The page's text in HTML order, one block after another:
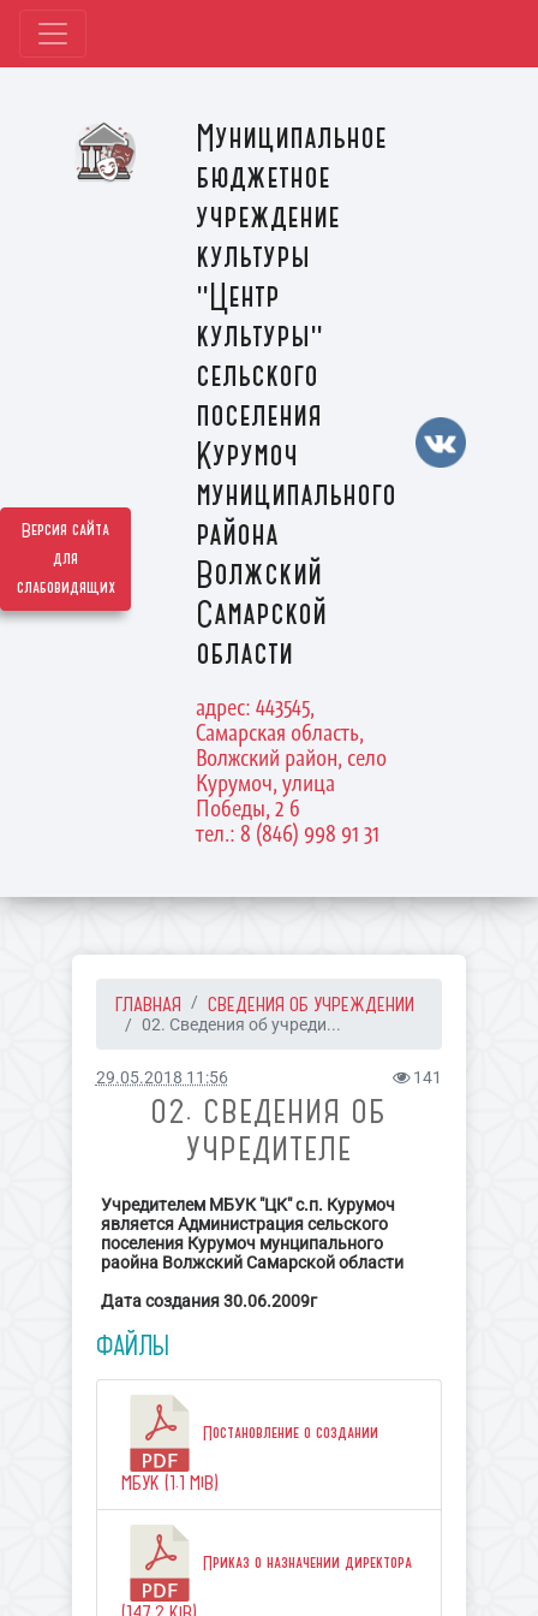
Версия сайта
для
слабовидящих
Муниципальное
бюджетное
учреждение
культуры
"Центр
культуры"
сельского
поселения
Курумоч
муниципального
района
Волжский
Самарской
области
адрес: 443545,
Самарская область,
Волжский район, село
Курумоч, улица
Победы, 2 б
тел.: 8 (846) 998 91 31
ГЛАВНАЯ СВЕДЕНИЯ ОБ УЧРЕЖДЕНИИ
02. Сведения об учреди...
29.05.2018 11:56 141
02. СВЕДЕНИЯ ОБ
УЧРЕДИТЕЛЕ
Учредителем МБУК "ЦК" с.п. Курумоч
является Администрация сельского
поселения Курумоч мунципального
раойна Волжский Самарской области
Дата создания 30.06.2009г
ФАЙЛЫ
Постановление о создании
МБУК (1.1 MiB)
Приказ о назначении директора